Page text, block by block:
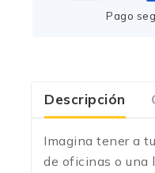
Pago
Descripción
Imagina tener a
de oficinas o una